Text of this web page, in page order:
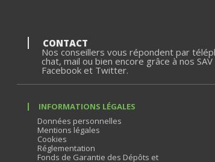
CONTACT
Nos conseillers vous répondent par
chat, mail ou bien encore grâce à nos SAV
Facebook et Twitter.
INFORMATIONS LÉGALES
Données personnelles
Mentions légales
Cookies
Réglementation
Fonds de Garantie des Dépôts et